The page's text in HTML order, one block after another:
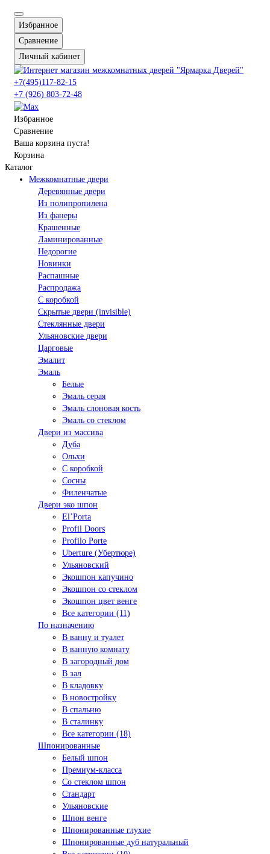
Избранное
Сравнение
Личный кабинет
+7(495)117-82-15
+7 (926) 803-72-48
Избранное
Сравнение
Ваша корзина пуста!
Корзина
Каталог
Межкомнатные двери
Деревянные двери
Из полипропилена
Из фанеры
Крашенные
Ламинированные
Недорогие
Новинки
Распашные
Распродажа
С коробкой
Скрытые двери (invisible)
Стеклянные двери
Ульяновские двери
Царговые
Эмалит
Эмаль
Белые
Эмаль серая
Эмаль слоновая кость
Эмаль со стеклом
Двери из массива
Дуба
Ольхи
С коробкой
Сосны
Филенчатые
Двери эко шпон
El’Porta
Profil Doors
Profilo Porte
Uberture (Убертюре)
Ульяновский
Экошпон капучино
Экошпон со стеклом
Экошпон цвет венге
Все категории (11)
По назначению
В ванну и туалет
В ванную комнату
В загородный дом
В зал
В кладовку
В новостройку
В спальню
В сталинку
Все категории (18)
Шпонированные
Белый шпон
Премиум-класса
Со стеклом шпон
Стандарт
Ульяновские
Шпон венге
Шпонированные глухие
Шпонированные дуб натуральный